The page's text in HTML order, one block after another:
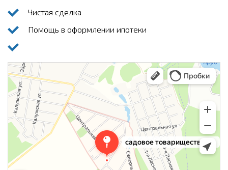
Чистая сделка
Помощь в оформлении ипотеки